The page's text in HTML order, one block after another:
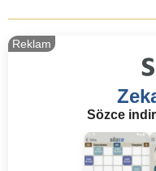
Sözce
Reklam